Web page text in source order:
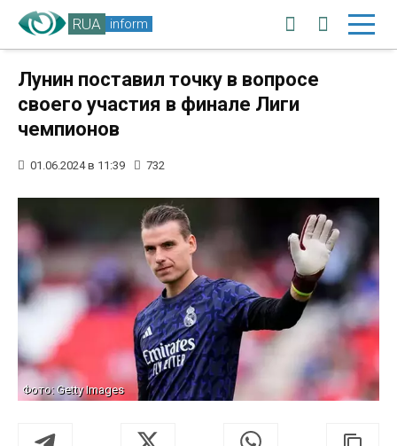
RUA inform
Лунин поставил точку в вопросе
своего участия в финале Лиги
чемпионов
01.06.2024 в 11:39 732
Фото: Getty Images